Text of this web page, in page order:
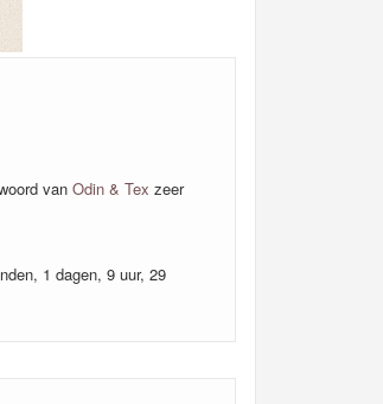
van Odin & Tex zeer
1 dagen, 9 uur, 29